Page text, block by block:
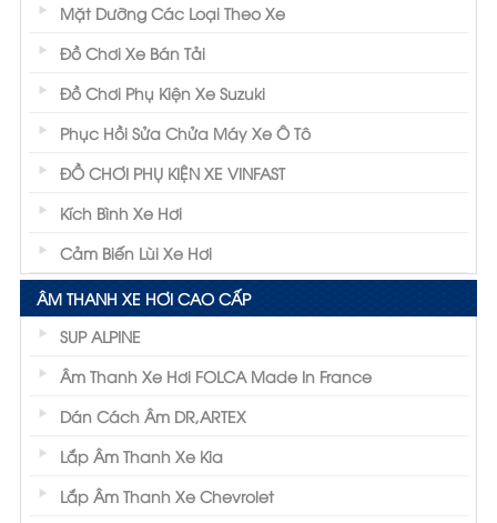
Mặt Dưỡng Các Loại Theo Xe
Đồ Chơi Xe Bán Tải
Đồ Chơi Phụ Kiện Xe Suzuki
Phục Hồi Sửa Chửa Máy Xe Ô Tô
ĐỒ CHƠI PHỤ KIỆN XE VINFAST
Kích Bình Xe Hơi
Cảm Biến Lùi Xe Hơi
ÂM THANH XE HƠI CAO CẤP
SUP ALPINE
Âm Thanh Xe Hơi FOLCA Made In France
Dán Cách Âm DR,ARTEX
Lắp Âm Thanh Xe Kia
Lắp Âm Thanh Xe Chevrolet